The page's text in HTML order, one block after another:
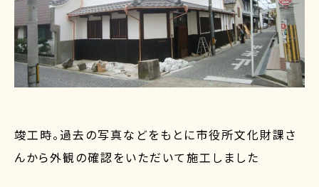
竣工時。過去の写真などをもとに市役所文化財課さ
んから外観の確認をいただいて施工しました